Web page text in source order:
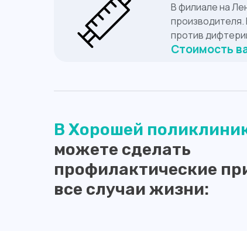
Стоимость
В филиале на
против
В Хорошей
можете сделать
профилактические
все случаи жизни: